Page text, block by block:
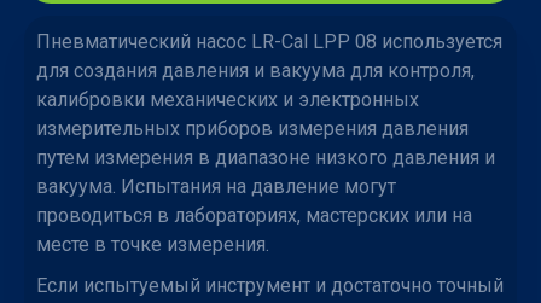
Пневматический насос LR-Cal LPP 08 используется
для создания давления и вакуума для контроля,
калибровки механических и электронных
измерительных приборов измерения давления
путем измерения в диапазоне низкого давления и
вакуума. Испытания на давление могут
проводиться в лабораториях, мастерских или на
месте в точке измерения.
Если испытуемый инструмент и достаточно точный